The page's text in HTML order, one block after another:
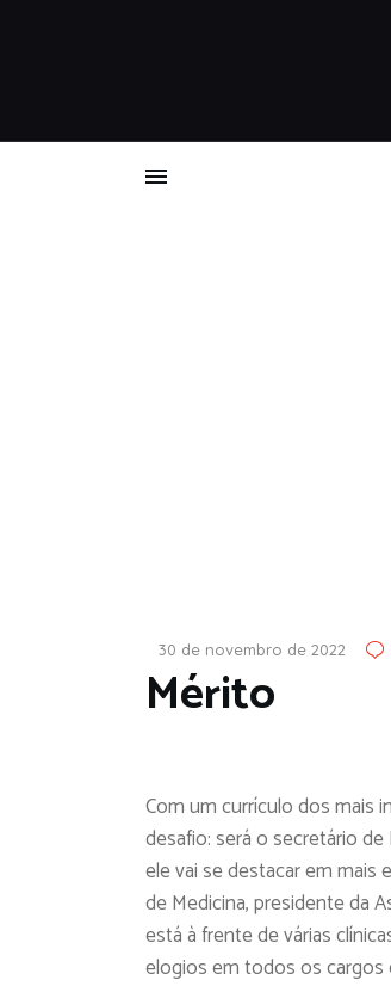
30 de novembro de 2022
Mérito
Com um currículo dos mais
desafio: será o secretário
ele vai se destacar em mais
de Medicina, presidente da
está à frente de várias
elogios em todos os cargos